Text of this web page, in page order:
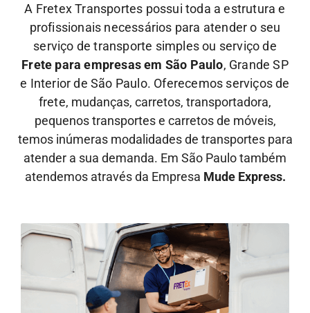
A Fretex Transportes possui toda a estrutura e
profissionais necessários para atender o seu
serviço de transporte simples ou serviço de
Frete para empresas em São Paulo, Grande SP
e Interior de São Paulo. Oferecemos serviços de
frete, mudanças, carretos, transportadora,
pequenos transportes e carretos de móveis,
temos inúmeras modalidades de transportes para
atender a sua demanda. Em São Paulo também
atendemos através da Empresa Mude Express.